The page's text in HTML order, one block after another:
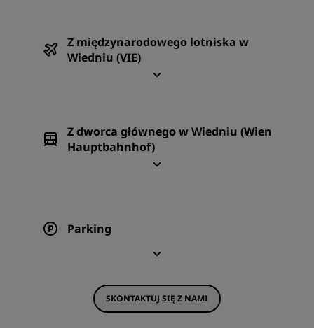
Z międzynarodowego lotniska w
Wiedniu (VIE)
Z dworca głównego w Wiedniu (Wien
Hauptbahnhof)
Parking
SKONTAKTUJ SIĘ Z NAMI